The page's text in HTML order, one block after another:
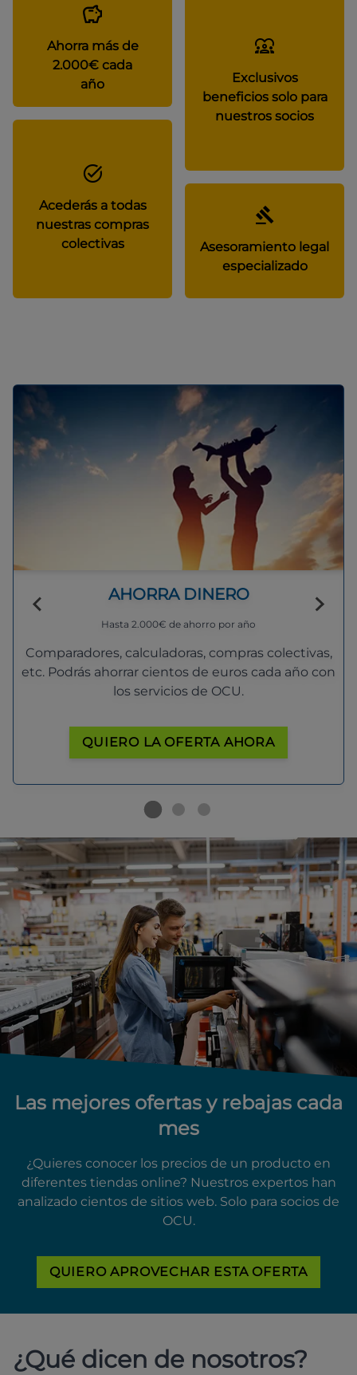
Ahorra más de
2.000€ cada
año
Exclusivos
beneficios solo para
nuestros socios
Acederás a todas
nuestras compras
colectivas
Asesoramiento legal
especializado
AHORRA DINERO
Hasta 2.000€ de ahorro por año
Comparadores, calculadoras, compras colectivas,
etc. Podrás ahorrar cientos de euros cada año con
los servicios de OCU.
QUIERO LA OFERTA AHORA
Las mejores ofertas y rebajas cada
mes
¿Quieres conocer los precios de un producto en
diferentes tiendas online? Nuestros expertos han
analizado cientos de sitios web. Solo para socios de
OCU.
QUIERO APROVECHAR ESTA OFERTA
¿Qué dicen de nosotros?